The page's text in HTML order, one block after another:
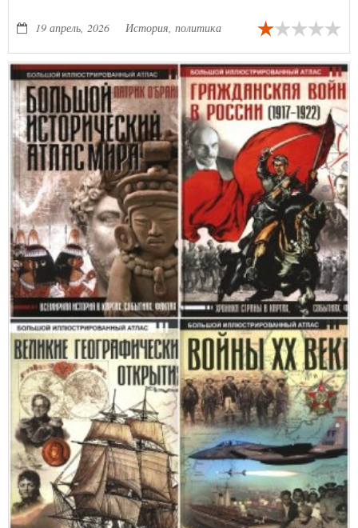
закрытых изданиях.
19 апрель, 2026 История, политика